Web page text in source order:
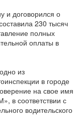
и договорился о
230 тысяч
полных
оплаты в
из
в городе
на свое имя
в соответствии с
водительского